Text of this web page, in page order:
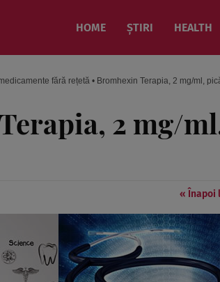
HOME ȘTIRI HEALTH
fără rețetă • Bromhexin Terapia, 2 mg/ml,
2 mg/
« Înapoi